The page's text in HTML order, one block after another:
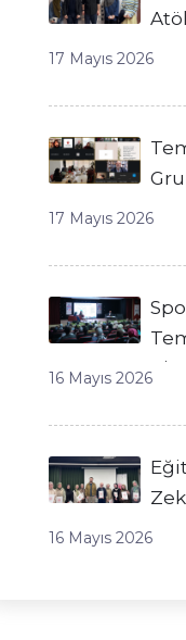
17 Mayıs 2026
17 Mayıs 2026
16 Mayıs 2026
16 Mayıs 2026